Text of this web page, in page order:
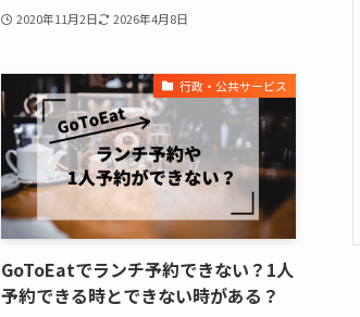
2020年11月2日 2026年4月8日
行政・公共サービス
GoToEatでランチ予約できない？1人
予約できる時とできない時がある？